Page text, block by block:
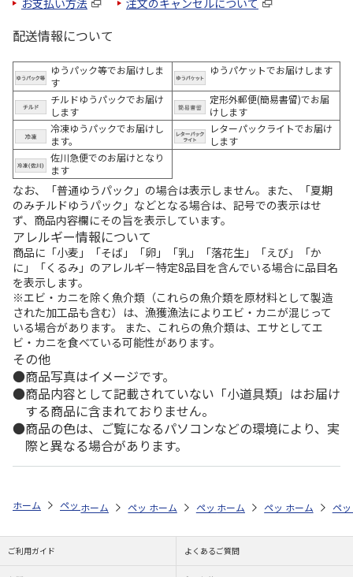
お支払い方法 注文のキャンセルについて
配送情報について
ゆうパック等でお届けしま
す
ゆうパケットでお届けします
チルドゆうパックでお届け
します
定形外郵便(簡易書留)でお届
けします
冷凍ゆうパックでお届けし
ます。
レターパックライトでお届け
します
佐川急便でのお届けとなり
ます
なお、「普通ゆうパック」の場合は表示しません。また、「夏期
のみチルドゆうパック」などとなる場合は、記号での表示はせ
ず、商品内容欄にその旨を表示しています。
アレルギー情報について
商品に「小麦」「そば」「卵」「乳」「落花生」「えび」「か
に」「くるみ」のアレルギー特定8品目を含んでいる場合に品目名
を表示します。
※エビ・カニを除く魚介類（これらの魚介類を原材料として製造
された加工品も含む）は、漁獲漁法によりエビ・カニが混じって
いる場合があります。 また、これらの魚介類は、エサとしてエ
ビ・カニを食べている可能性があります。
その他
商品写真はイメージです。
商品内容として記載されていない「小道具類」はお届け
する商品に含まれておりません。
商品の色は、ご覧になるパソコンなどの環境により、実
際と異なる場合があります。
ホーム ペットストア ケージ・飼育その他用品 底砂・床材（小動物
ホーム ペットストア ケージ・飼育その他用品 底
ホーム ペットストア ケージ・飼育その
ホーム ペットストア ケ
ホーム ペ
ご利用ガイド よくあるご質問